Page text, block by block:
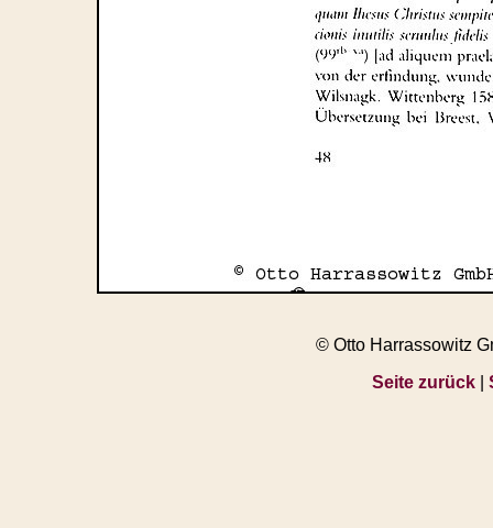
© Otto Harrassowitz
Seite zurück|